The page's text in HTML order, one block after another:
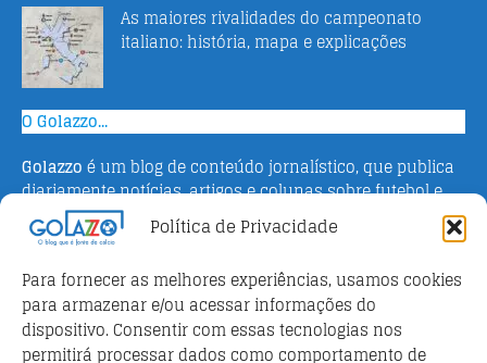
Política de Privacidade
Para fornecer as melhores experiências, usamos cookies
para armazenar e/ou acessar informações do
dispositivo. Consentir com essas tecnologias nos
permitirá processar dados como comportamento de
As maiores rivalidades do campeonato
italiano: história, mapa e explicações
O Golazzo...
Golazzo é um blog de conteúdo jornalístico, que publica
diariamente notícias, artigos e colunas sobre futebol e
campeonato italiano. Fundado em 2016 pelo jornalista
Adriano Bertin, o site tem como objetivo informar o
o esporte na Itália.
Parceiros